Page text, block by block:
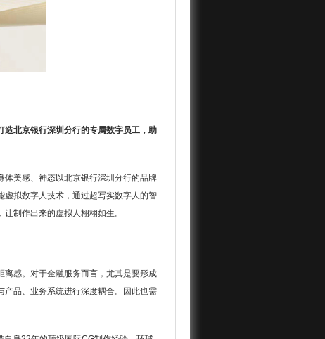
北京银行深圳分行的专属数字员工，助
美感、神态以北京银行深圳分行的品牌
拟数字人技术，通过超写实数字人的智
制作出来的虚拟人栩栩如生。
感。对于金融服务而言，尤其是要形成
品、业务系统进行深度耦合。因此也需